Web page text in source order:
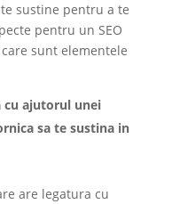
sustine pentru a te
pentru un SEO
sunt elementele
cu ajutorul unei
sa te sustina in
are legatura cu